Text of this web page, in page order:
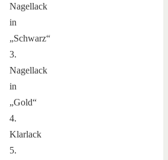
Nagellack
in
„Schwarz“
3.
Nagellack
in
„Gold“
4.
Klarlack
5.